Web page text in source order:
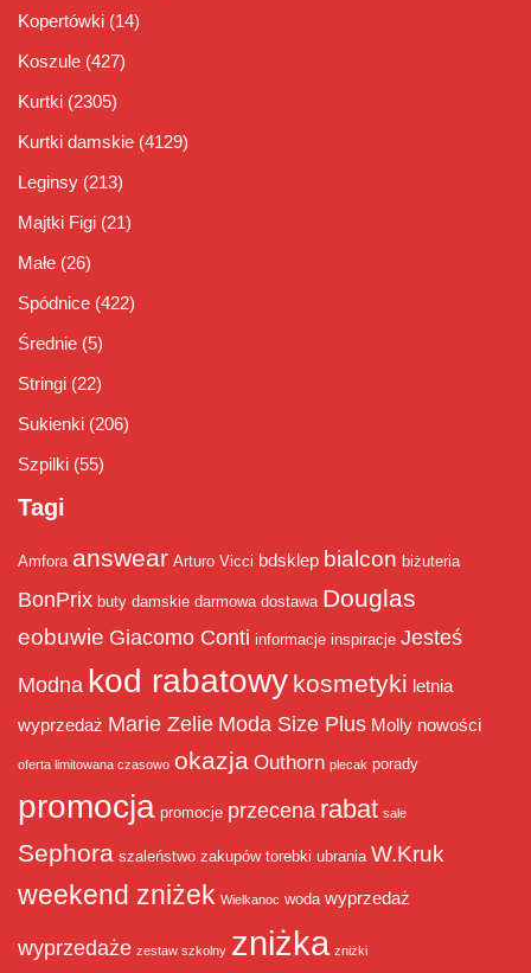
Kopertówki (14)
Koszule (427)
Kurtki (2305)
Kurtki damskie (4129)
Leginsy (213)
Majtki Figi (21)
Małe (26)
Spódnice (422)
Średnie (5)
Stringi (22)
Sukienki (206)
Szpilki (55)
Tagi
Amfora answear Arturo Vicci bdsklep bialcon biżuteria
BonPrix buty damskie darmowa dostawa Douglas
eobuwie Giacomo Conti informacje inspiracje Jesteś
Modna kod rabatowy kosmetyki letnia
wyprzedaż Marie Zelie Moda Size Plus Molly nowości
oferta limitowana czasowo okazja Outhorn plecak porady
promocja promocje przecena rabat sale
Sephora szaleństwo zakupów torebki ubrania W.Kruk
weekend zniżek Wielkanoc woda wyprzedaż
wyprzedaże zestaw szkolny zniżka zniżki